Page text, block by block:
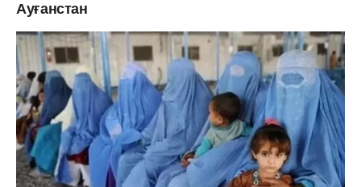
Ауғанстан